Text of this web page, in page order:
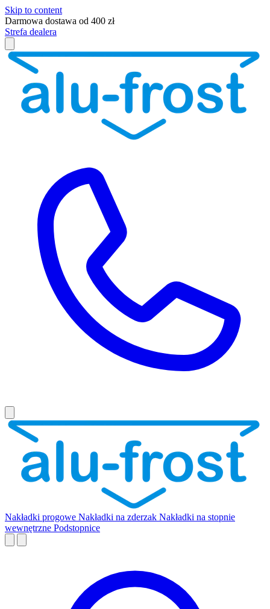
Skip to content
Darmowa dostawa od 400 zł
Strefa dealera
Nakładki progowe Nakładki na zderzak Nakładki na stopnie
wewnętrzne Podstopnice